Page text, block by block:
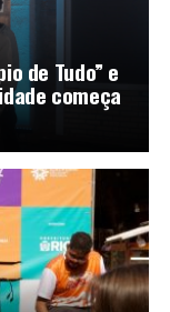
de Tudo” e
começa